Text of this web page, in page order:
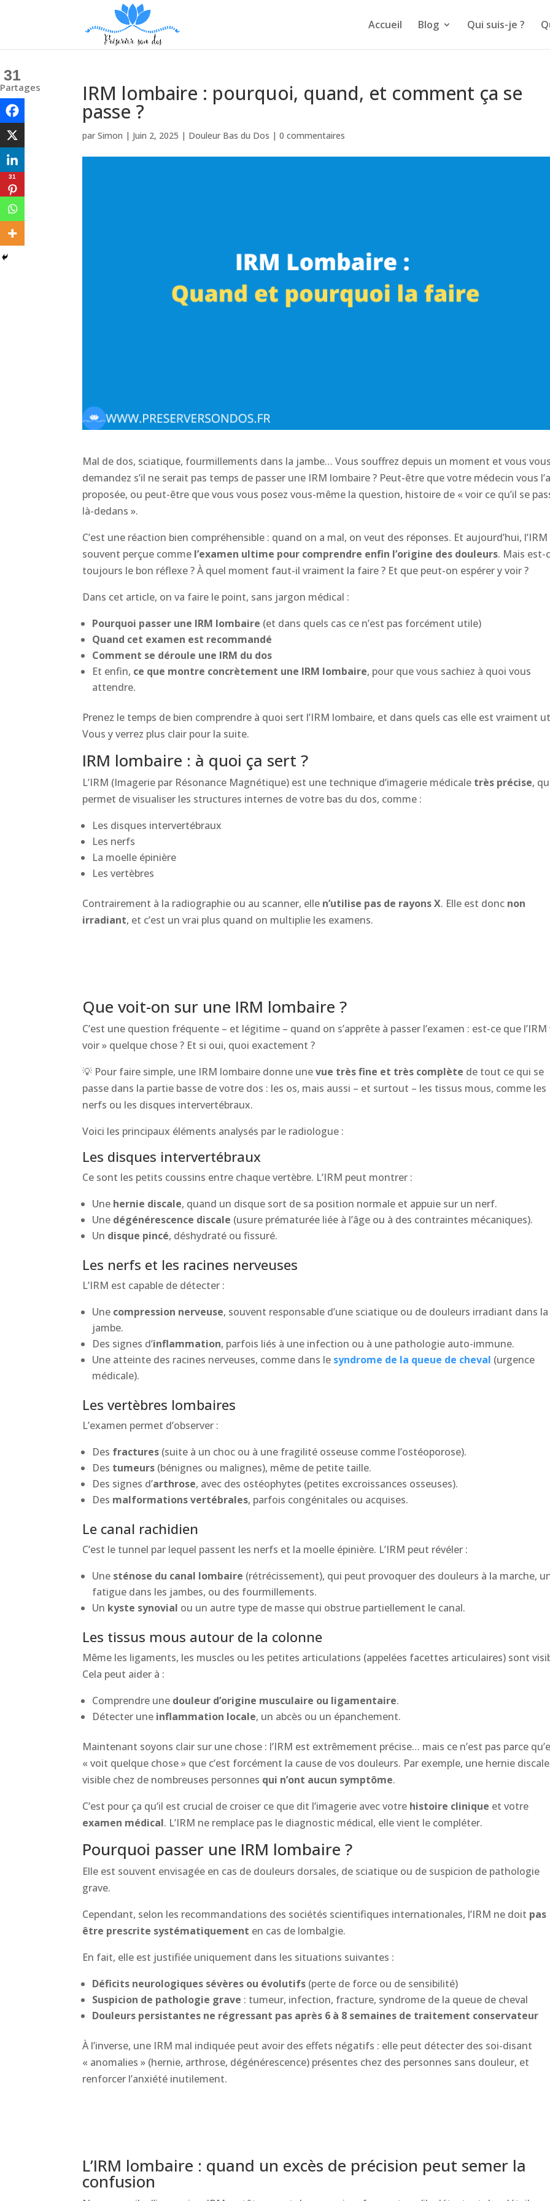
Accueil Blog Qui suis-je ?
IRM lombaire : pourquoi, quand, et comment ça se
passe ?
parSimon | Juin 2, 2025 | Douleur Bas du Dos |0 commentaires
Mal de dos, sciatique, fourmillements dans la jambe… Vous souffrez depuis un moment et vous
demandez s’il ne serait pas temps de passer une IRM lombaire ? Peut-être que votre médecin vous
proposée, ou peut-être que vous vous posez vous-même la question, histoire de « voir ce qu’il se
là-dedans ».
C’est une réaction bien compréhensible : quand on a mal, on veut des réponses. Et aujourd’hui,
souvent perçue comme l’examen ultime pour comprendre enfin l’origine des douleurs. Mais est-
toujours le bon réflexe ? À quel moment faut-il vraiment la faire ? Et que peut-on espérer y voir ?
Dans cet article, on va faire le point, sans jargon médical :
Pourquoi passer une IRM lombaire (et dans quels cas ce n’est pas forcément utile)
Quand cet examen est recommandé
Comment se déroule une IRM du dos
Et enfin, ce que montre concrètement une IRM lombaire, pour que vous sachiez à quoi vous
attendre.
Prenez le temps de bien comprendre à quoi sert l’IRM lombaire, et dans quels cas elle est vraiment
Vous y verrez plus clair pour la suite.
IRM lombaire : à quoi ça sert ?
L’IRM (Imagerie par Résonance Magnétique) est une technique d’imagerie médicale très précise,
permet de visualiser les structures internes de votre bas du dos, comme :
Les disques intervertébraux
Les nerfs
La moelle épinière
Les vertèbres
Contrairement à la radiographie ou au scanner, elle n’utilise pas de rayons X. Elle est donc non
irradiant, et c’est un vrai plus quand on multiplie les examens.
Que voit-on sur une IRM lombaire ?
C’est une question fréquente – et légitime – quand on s’apprête à passer l’examen : est-ce que l’IRM
voir » quelque chose ? Et si oui, quoi exactement ?
💡 Pour faire simple, une IRM lombaire donne unevue très fine et très complète de tout ce qui se
passe dans la partie basse de votre dos : les os, mais aussi – et surtout – les tissus mous, comme les
nerfs ou les disques intervertébraux.
Voici les principaux éléments analysés par le radiologue :
Les disques intervertébraux
Ce sont les petits coussins entre chaque vertèbre. L’IRM peut montrer :
Une hernie discale, quand un disque sort de sa position normale et appuie sur un nerf.
Une dégénérescence discale (usure prématurée liée à l’âge ou à des contraintes mécaniques).
Un disque pincé, déshydraté ou fissuré.
Les nerfs et les racines nerveuses
L’IRM est capable de détecter :
Une compression nerveuse, souvent responsable d’une sciatique ou de douleurs irradiant dans la
jambe.
Des signes d’inflammation, parfois liés à une infection ou à une pathologie auto-immune.
Une atteinte des racines nerveuses, comme dans le syndrome de la queue de cheval (urgence
médicale).
Les vertèbres lombaires
L’examen permet d’observer :
Des fractures (suite à un choc ou à une fragilité osseuse comme l’ostéoporose).
Des tumeurs (bénignes ou malignes), même de petite taille.
Des signes d’arthrose, avec des ostéophytes (petites excroissances osseuses).
Des malformations vertébrales, parfois congénitales ou acquises.
Le canal rachidien
C’est le tunnel par lequel passent les nerfs et la moelle épinière. L’IRM peut révéler :
Une sténose du canal lombaire (rétrécissement), qui peut provoquer des douleurs à la marche,
fatigue dans les jambes, ou des fourmillements.
Un kyste synovial ou un autre type de masse qui obstrue partiellement le canal.
Les tissus mous autour de la colonne
Même les ligaments, les muscles ou les petites articulations (appelées facettes articulaires) sont
Cela peut aider à :
Comprendre une douleur d’origine musculaire ou ligamentaire.
Détecter une inflammation locale, un abcès ou un épanchement.
Maintenant soyons clair sur une chose : l’IRM est extrêmement précise… mais ce n’est pas parce
« voit quelque chose » que c’est forcément la cause de vos douleurs. Par exemple, une hernie
visible chez de nombreuses personnes qui n’ont aucun symptôme.
C’est pour ça qu’il est crucial de croiser ce que dit l’imagerie avec votre histoire clinique et votre
examen médical. L’IRM ne remplace pas le diagnostic médical, elle vient le compléter.
Pourquoi passer une IRM lombaire ?
Elle est souvent envisagée en cas de douleurs dorsales, de sciatique ou de suspicion de pathologie
grave.
Cependant, selon les recommandations des sociétés scientifiques internationales, l’IRM ne doit pas
être prescrite systématiquement en cas de lombalgie.
En fait, elle est justifiée uniquement dans les situations suivantes :
Déficits neurologiques sévères ou évolutifs (perte de force ou de sensibilité)
Suspicion de pathologie grave : tumeur, infection, fracture, syndrome de la queue de cheval
Douleurs persistantes ne régressant pas après 6 à 8 semaines de traitement conservateur
À l’inverse, une IRM mal indiquée peut avoir des effets négatifs : elle peut détecter des soi-disant
« anomalies » (hernie, arthrose, dégénérescence) présentes chez des personnes sans douleur, et
renforcer l’anxiété inutilement.
L’IRM lombaire : quand un excès de précision peut semer la
confusion
31
Partages
31